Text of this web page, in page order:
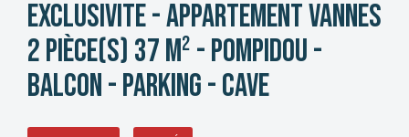
EXCLUSIVITE - Appartement Vannes
2 pièce(s) 37 m² - Pompidou -
Balcon - Parking - Cave